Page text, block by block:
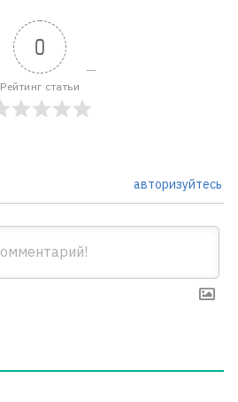
0
Рейтинг статьи
авторизуйтесь